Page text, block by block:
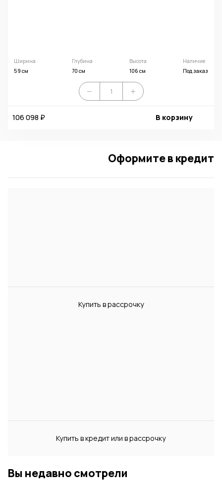
Ширина
59 см
Глубина
70 см
Высота
106 см
Наличие
Под заказ
106 098 ₽ В корзину
Оформите в кредит
Купить в рассрочку
Купить в кредит или в рассрочку
Вы недавно смотрели